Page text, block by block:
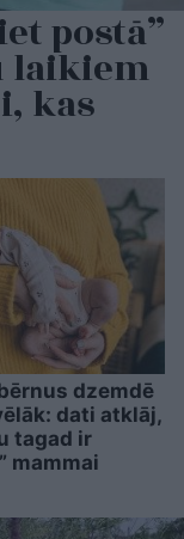
postā”
laikiem
kas
dzemdē
dati atklāj,
tagad ir
mammai